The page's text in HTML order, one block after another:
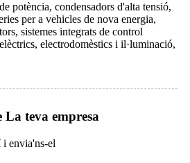
potència, condensadors d'alta tensió,
per a vehicles de nova energia,
sistemes integrats de control
electrodomèstics i il·luminació,
La teva empresa
i envia'ns-el